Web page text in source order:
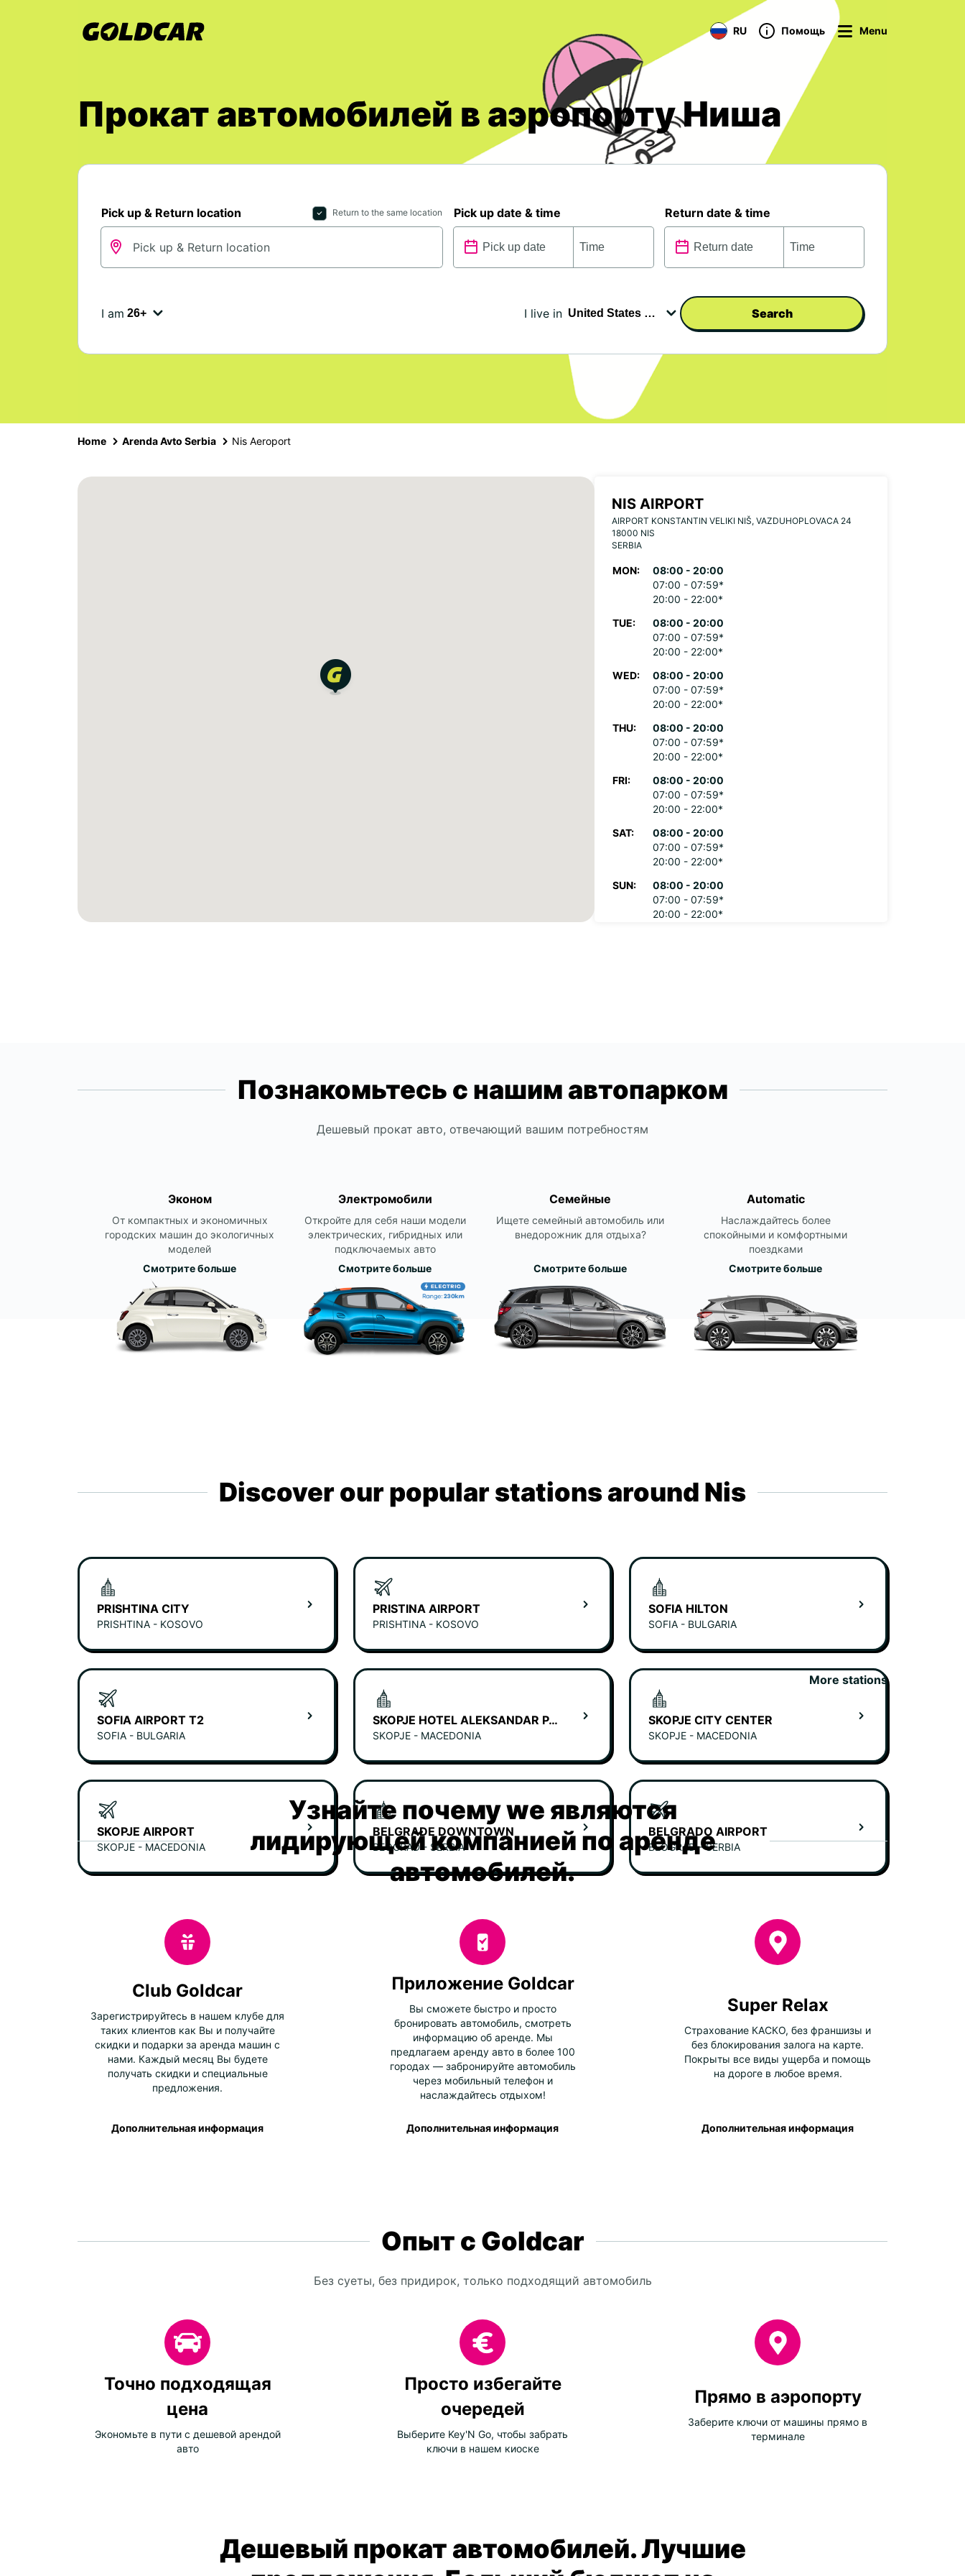
RU Помощь Menu
Прокат автомобилей в аэропорту Ниша
Pick up & Return location Return to the same location Pick up date & time Return date & time
I am I live in Search
Home Arenda Avto Serbia Nis Aeroport
NIS AIRPORT
AIRPORT KONSTANTIN VELIKI NIŠ, VAZDUHOPLOVACA 24
18000 NIS
SERBIA
MON:
08:00 - 20:00
07:00 - 07:59*
20:00 - 22:00*
TUE:
08:00 - 20:00
07:00 - 07:59*
20:00 - 22:00*
WED:
08:00 - 20:00
07:00 - 07:59*
20:00 - 22:00*
THU:
08:00 - 20:00
07:00 - 07:59*
20:00 - 22:00*
FRI:
08:00 - 20:00
07:00 - 07:59*
20:00 - 22:00*
SAT:
08:00 - 20:00
07:00 - 07:59*
20:00 - 22:00*
SUN:
08:00 - 20:00
07:00 - 07:59*
20:00 - 22:00*
Познакомьтесь с нашим автопарком
Дешевый прокат авто, отвечающий вашим потребностям
Эконом
От компактных и экономичных
городских машин до экологичных
моделей
Смотрите больше
Электромобили
Откройте для себя наши модели
электрических, гибридных или
подключаемых авто
Смотрите больше
Семейные
Ищете семейный автомобиль или
внедорожник для отдыха?
Смотрите больше
Automatic
Наслаждайтесь более
спокойными и комфортными
поездками
Смотрите больше
Discover our popular stations around Nis
PRISHTINA CITY
PRISHTINA - KOSOVO
PRISTINA AIRPORT
PRISHTINA - KOSOVO
SOFIA HILTON
SOFIA - BULGARIA
SOFIA AIRPORT T2
SOFIA - BULGARIA
SKOPJE HOTEL ALEKSANDAR PALACE
SKOPJE - MACEDONIA
SKOPJE CITY CENTER
SKOPJE - MACEDONIA
SKOPJE AIRPORT
SKOPJE - MACEDONIA
BELGRADE DOWNTOWN
BEOGRAD - SERBIA
BELGRADO AIRPORT
BEOGRAD - SERBIA
More stations
Узнайте почему we являются
лидирующей компанией по аренде
автомобилей.
Club Goldcar
Зарегистрируйтесь в нашем клубе для
таких клиентов как Вы и получайте
скидки и подарки за аренда машин с
нами. Каждый месяц Вы будете
получать скидки и специальные
предложения.
Дополнительная информация
Приложение Goldcar
Вы сможете быстро и просто
бронировать автомобиль, смотреть
информацию об аренде. Мы
предлагаем аренду авто в более 100
городах — забронируйте автомобиль
через мобильный телефон и
наслаждайтесь отдыхом!
Дополнительная информация
Super Relax
Страхование КАСКО, без франшизы и
без блокирования залога на карте.
Покрыты все виды ущерба и помощь
на дороге в любое время.
Дополнительная информация
Опыт с Goldcar
Без суеты, без придирок, только подходящий автомобиль
Точно подходящая
цена
Экономьте в пути с дешевой арендой
авто
Просто избегайте
очередей
Выберите Key'N Go, чтобы забрать
ключи в нашем киоске
Прямо в аэропорту
Заберите ключи от машины прямо в
терминале
Дешевый прокат автомобилей. Лучшие